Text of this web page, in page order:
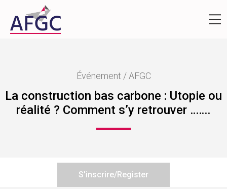
Événement / AFGC
La construction bas carbone : Utopie ou
réalité ? Comment s’y retrouver …….
S'inscrire/Register